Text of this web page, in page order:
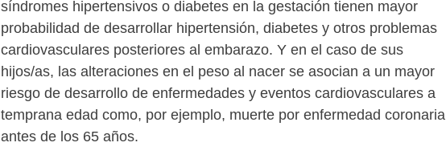
síndromes hipertensivos o diabetes en la gestación tienen mayor
probabilidad de desarrollar hipertensión, diabetes y otros problemas
cardiovasculares posteriores al embarazo. Y en el caso de sus
hijos/as, las alteraciones en el peso al nacer se asocian a un mayor
riesgo de desarrollo de enfermedades y eventos cardiovasculares a
temprana edad como, por ejemplo, muerte por enfermedad coronaria
antes de los 65 años.